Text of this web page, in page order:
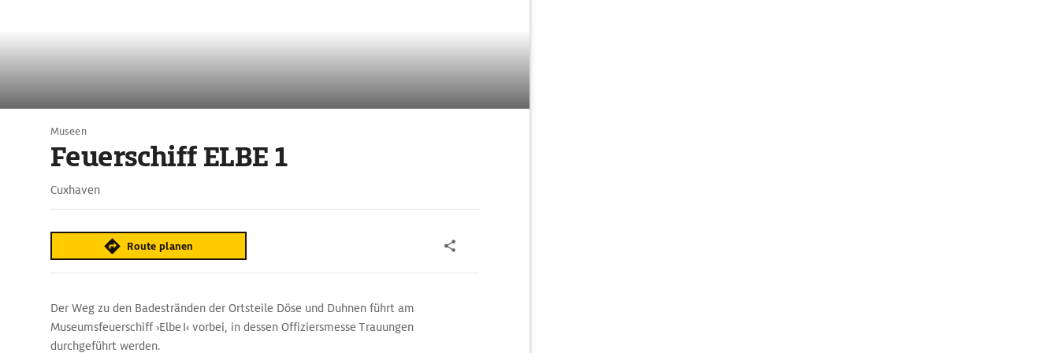
Museen
Feuerschiff ELBE 1
Cuxhaven
Route planen
Der Weg zu den Badestränden der Ortsteile Döse und Duhnen führt am
Museumsfeuerschiff ›Elbe I‹ vorbei, in dessen Offiziersmesse Trauungen
durchgeführt werden.